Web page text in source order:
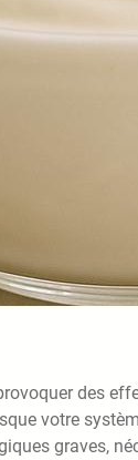
des
votre
graves,